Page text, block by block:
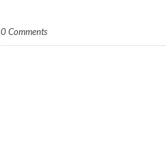
0 Comments